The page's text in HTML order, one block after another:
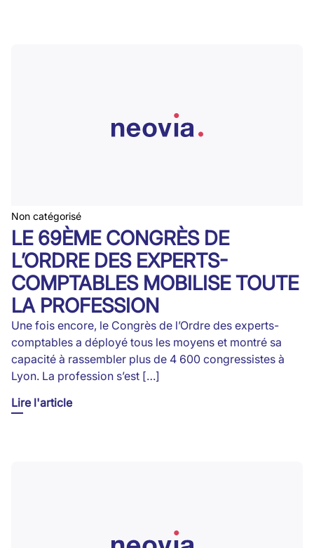
Non catégorisé
LE 69ÈME CONGRÈS DE
L’ORDRE DES EXPERTS-
COMPTABLES MOBILISE TOUTE
LA PROFESSION
Une fois encore, le Congrès de l’Ordre des experts-
comptables a déployé tous les moyens et montré sa
capacité à rassembler plus de 4 600 congressistes à
Lyon. La profession s’est […]
Lire l'article